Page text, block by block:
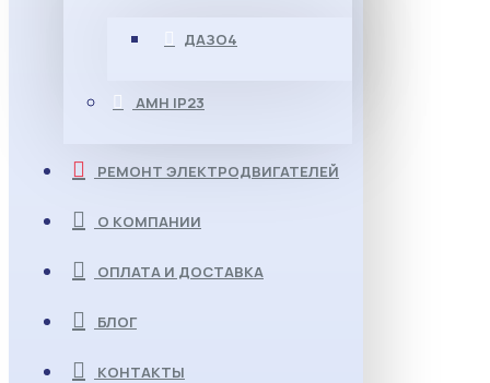
ДАЗО4
АМН IP23
РЕМОНТ ЭЛЕКТРОДВИГАТЕЛЕЙ
О КОМПАНИИ
ОПЛАТА И ДОСТАВКА
БЛОГ
КОНТАКТЫ